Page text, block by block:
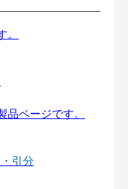
引分